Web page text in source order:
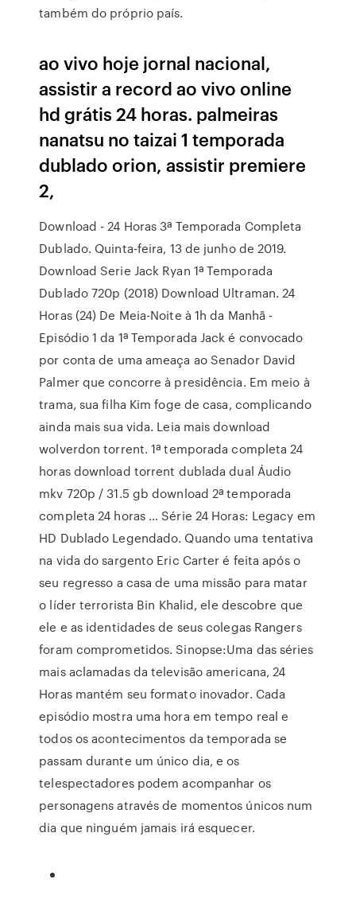
também do próprio país.
ao vivo hoje jornal nacional,
assistir a record ao vivo online
hd grátis 24 horas. palmeiras
nanatsu no taizai 1 temporada
dublado orion, assistir premiere
2,
Download - 24 Horas 3ª Temporada Completa
Dublado. Quinta-feira, 13 de junho de 2019.
Download Serie Jack Ryan 1ª Temporada
Dublado 720p (2018) Download Ultraman. 24
Horas (24) De Meia-Noite à 1h da Manhã -
Episódio 1 da 1ª Temporada Jack é convocado
por conta de uma ameaça ao Senador David
Palmer que concorre à presidência. Em meio à
trama, sua filha Kim foge de casa, complicando
ainda mais sua vida. Leia mais download
wolverdon torrent. 1ª temporada completa 24
horas download torrent dublada dual Áudio
mkv 720p / 31.5 gb download 2ª temporada
completa 24 horas … Série 24 Horas: Legacy em
HD Dublado Legendado. Quando uma tentativa
na vida do sargento Eric Carter é feita após o
seu regresso a casa de uma missão para matar
o líder terrorista Bin Khalid, ele descobre que
ele e as identidades de seus colegas Rangers
foram comprometidos. Sinopse:Uma das séries
mais aclamadas da televisão americana, 24
Horas mantém seu formato inovador. Cada
episódio mostra uma hora em tempo real e
todos os acontecimentos da temporada se
passam durante um único dia, e os
telespectadores podem acompanhar os
personagens através de momentos únicos num
dia que ninguém jamais irá esquecer.